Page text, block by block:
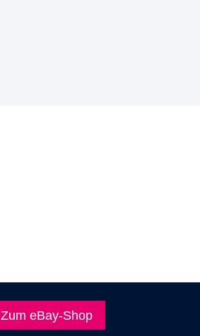
Zum eBay-Shop